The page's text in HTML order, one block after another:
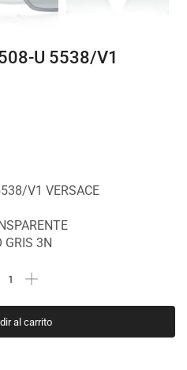
U 5538/V1
V1 VERSACE
GRIS 3N
al carrito